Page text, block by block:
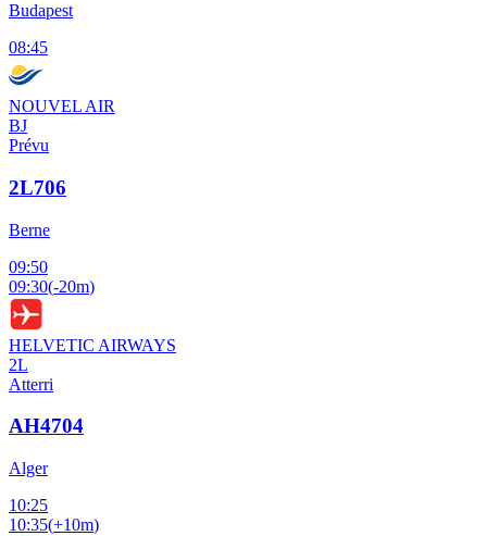
Budapest
08:45
NOUVEL AIR
BJ
Prévu
2L706
Berne
09:50
09:30(-20m)
HELVETIC AIRWAYS
2L
Atterri
AH4704
Alger
10:25
10:35(+10m)